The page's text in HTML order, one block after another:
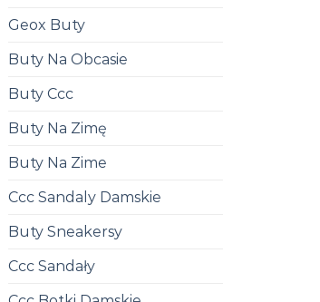
Geox Buty
Buty Na Obcasie
Buty Ccc
Buty Na Zimę
Buty Na Zime
Ccc Sandaly Damskie
Buty Sneakersy
Ccc Sandały